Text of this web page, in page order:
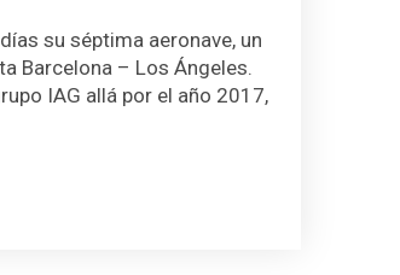
su séptima aeronave, un
Barcelona – Los Ángeles.
IAG allá por el año 2017,